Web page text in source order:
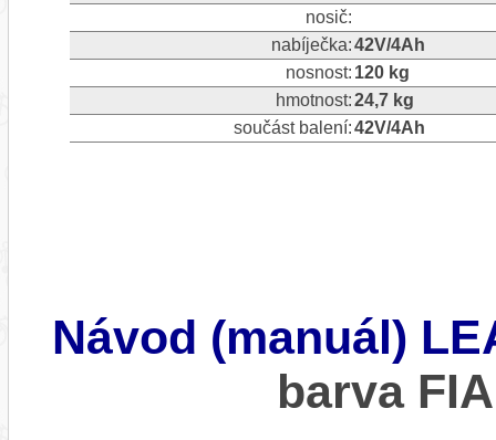
nosič:
nabíječka:42V/4Ah
nosnost: 120 kg
hmotnost:24,7 kg
součást balení:42V/4Ah
Návod (manuál)
barva